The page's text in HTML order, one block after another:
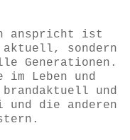
anspricht ist
sondern
Generationen.
im Leben und
und
die anderen